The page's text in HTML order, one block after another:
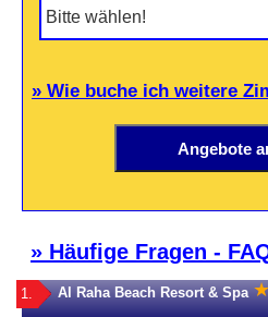
» Wie buche ich weitere
» Häufige Fragen -
1. Al Raha Beach Resort & Spa